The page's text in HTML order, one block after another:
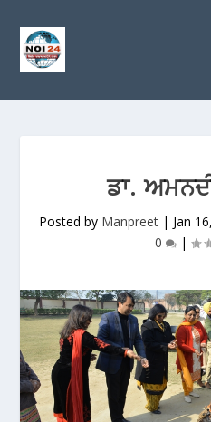
ਡਾ.
Posted by Manpreet | Jan
0
|